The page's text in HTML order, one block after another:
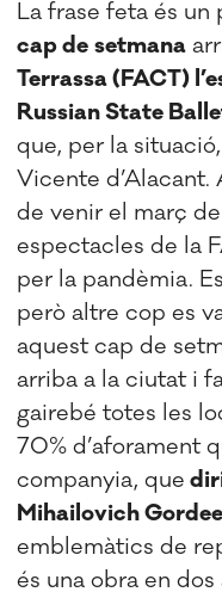
La frase feta és
cap de setmana
Terrassa (FACT)
Russian State
que, per la
Vicente
de venir el març
espectacles de la
per la pandèmia.
però altre cop es
aquest cap de
arriba a la ciutat i
gairebé totes les
70% d’aforament
companyia, que
Mihailovich
emblemàtics de
és una obra en dos